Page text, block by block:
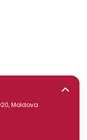
Moldova